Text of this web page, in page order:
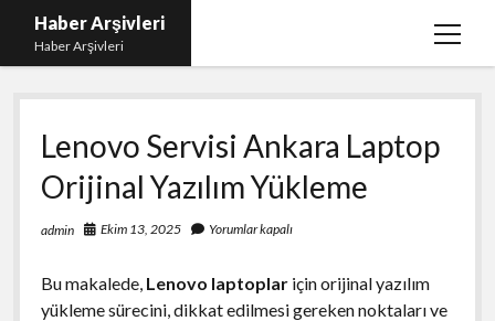
Haber Arşivleri
Haber Arşivleri
menüyü
Liste
Sayfa Listesi
Ücretsiz Tiktok Takipçi Çoğaltma
YouTube’da Nasıl Abone Kazanılır
Lenovo Servisi Ankara Laptop
Orijinal Yazılım Yükleme
admin Ekim 13, 2025 Yorumlar kapalı
Bu makalede, Lenovo laptoplariçin orijinal yazılım
yükleme sürecini, dikkat edilmesi gereken noktaları ve